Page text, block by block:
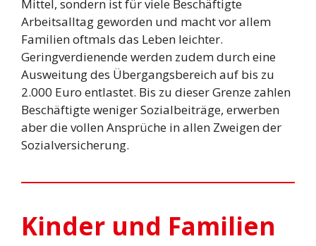
Mittel, sondern ist für viele Beschäftigte
Arbeitsalltag geworden und macht vor allem
Familien oftmals das Leben leichter.
Geringverdienende werden zudem durch eine
Ausweitung des Übergangsbereich auf bis zu
2.000 Euro entlastet. Bis zu dieser Grenze zahlen
Beschäftigte weniger Sozialbeiträge, erwerben
aber die vollen Ansprüche in allen Zweigen der
Sozialversicherung.
Kinder und Familien